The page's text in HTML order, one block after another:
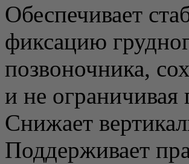
Обеспечивает
фиксацию
позвоночника,
и не ограничивая
Снижает
Поддерживает